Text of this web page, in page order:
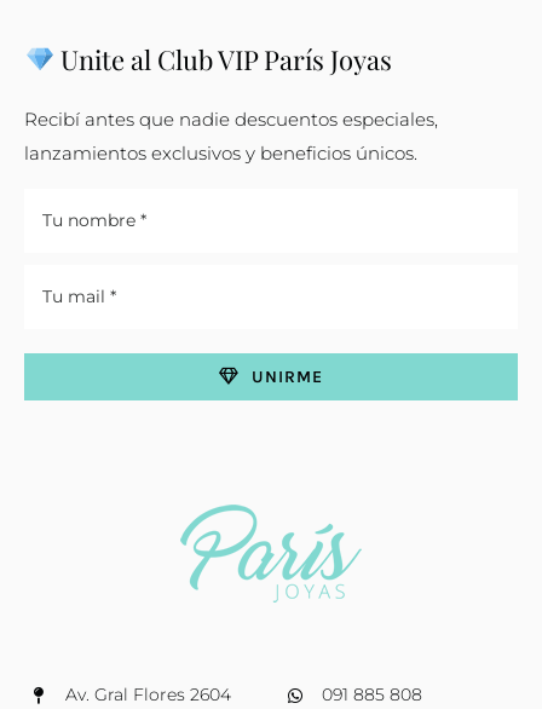
Av. Gral Flores 2604
091 885 808
Unite al Club VIP París Joyas
Recibí antes que nadie descuentos especiales,
lanzamientos exclusivos y beneficios únicos.
UNIRME